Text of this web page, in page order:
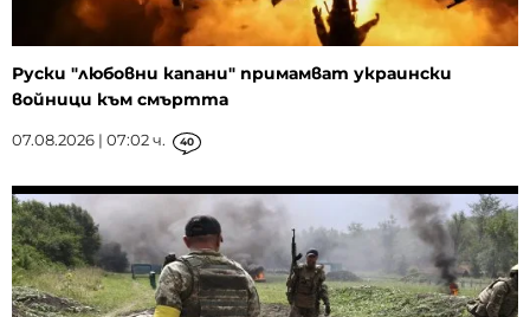
Руски "любовни капани" примамват украински
войници към смъртта
07.08.2026 | 07:02 ч. 40